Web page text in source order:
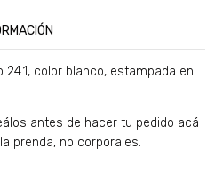
24.1, color blanco, estampada en
antes de hacer tu pedido acá
prenda, no corporales.